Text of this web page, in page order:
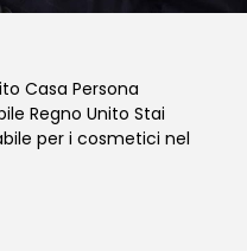
Casa Persona
Regno Unito Stai
per i cosmetici nel